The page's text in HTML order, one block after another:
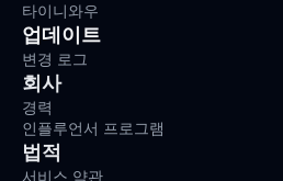
타이니와우
업데이트
변경 로그
회사
경력
인플루언서 프로그램
법적
서비스 약관